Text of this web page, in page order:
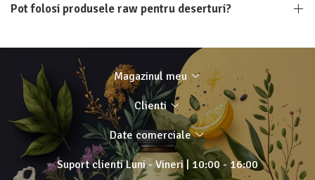
Pot folosi produsele raw pentru deserturi?
Magazinul meu
Clienti
Date comerciale
Suport clientiLuni - Vineri | 10:00 - 16:00